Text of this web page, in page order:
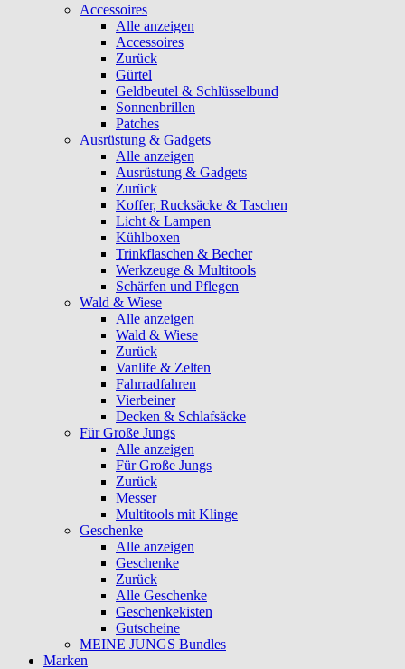
Accessoires
Alle anzeigen
Accessoires
Zurück
Gürtel
Geldbeutel & Schlüsselbund
Sonnenbrillen
Patches
Ausrüstung & Gadgets
Alle anzeigen
Ausrüstung & Gadgets
Zurück
Koffer, Rucksäcke & Taschen
Licht & Lampen
Kühlboxen
Trinkflaschen & Becher
Werkzeuge & Multitools
Schärfen und Pflegen
Wald & Wiese
Alle anzeigen
Wald & Wiese
Zurück
Vanlife & Zelten
Fahrradfahren
Vierbeiner
Decken & Schlafsäcke
Für Große Jungs
Alle anzeigen
Für Große Jungs
Zurück
Messer
Multitools mit Klinge
Geschenke
Alle anzeigen
Geschenke
Zurück
Alle Geschenke
Geschenkekisten
Gutscheine
MEINE JUNGS Bundles
Marken